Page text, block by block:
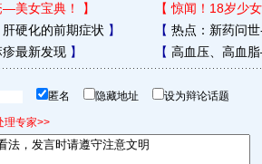
美女宝典！ 】 【惊闻！18岁少
硬化的前期症状 】 【 热点：新药问
最新发现】 【 高血压、高血
匿名 隐藏地址 设为辩论话题
理专家>>